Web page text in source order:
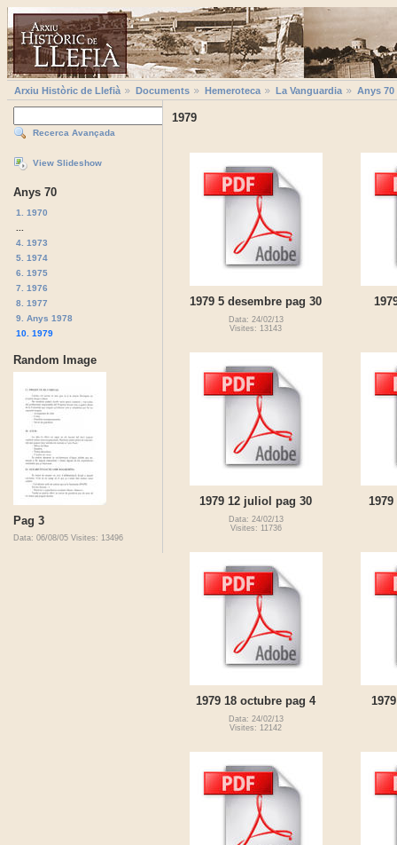
Arxiu Històric de Llefià Documents Hemeroteca La Vanguardia Anys 70
Recerca Avançada
View Slideshow
Anys 70
1. 1970
4. 1973
5. 1974
6. 1975
7. 1976
8. 1977
9. Anys 1978
10. 1979
Random Image
Pag 3
Data: 06/08/05 Visites: 13496
1979
1979 5 desembre pag 30
Data: 24/02/13
Visites: 13143
1979 12 juliol pag 30
Data: 24/02/13
Visites: 11736
1979 18 octubre pag 4
Data: 24/02/13
Visites: 12142